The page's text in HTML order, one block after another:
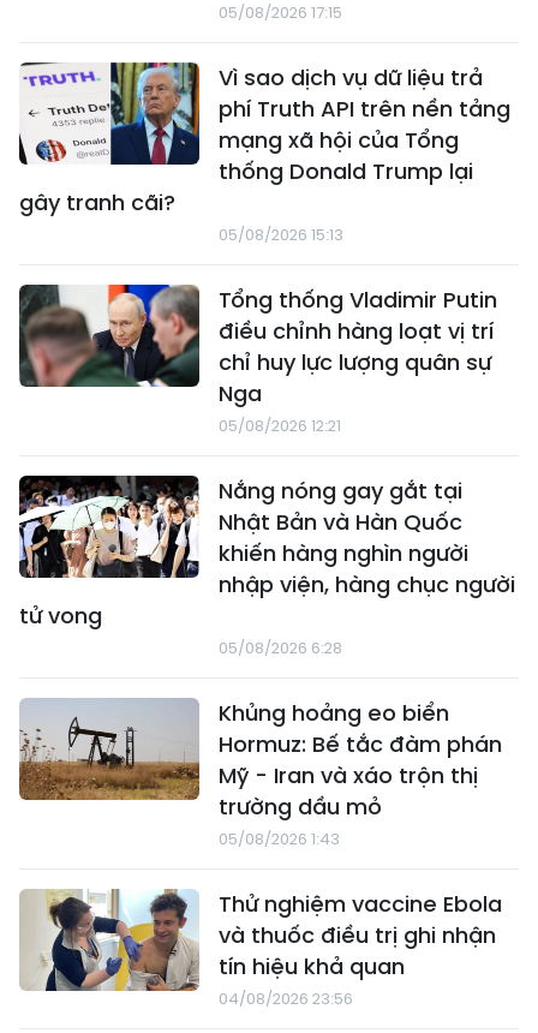
05/08/2026 17:15
Vì sao dịch vụ dữ liệu trả
phí Truth API trên nền tảng
mạng xã hội của Tổng
thống Donald Trump lại
gây tranh cãi?
05/08/2026 15:13
Tổng thống Vladimir Putin
điều chỉnh hàng loạt vị trí
chỉ huy lực lượng quân sự
Nga
05/08/2026 12:21
Nắng nóng gay gắt tại
Nhật Bản và Hàn Quốc
khiến hàng nghìn người
nhập viện, hàng chục người
tử vong
05/08/2026 6:28
Khủng hoảng eo biển
Hormuz: Bế tắc đàm phán
Mỹ - Iran và xáo trộn thị
trường dầu mỏ
05/08/2026 1:43
Thử nghiệm vaccine Ebola
và thuốc điều trị ghi nhận
tín hiệu khả quan
04/08/2026 23:56